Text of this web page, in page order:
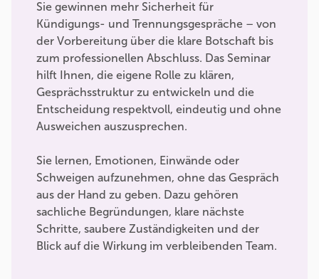
Sie gewinnen mehr Sicherheit für
Kündigungs- und Trennungsgespräche – von
der Vorbereitung über die klare Botschaft bis
zum professionellen Abschluss. Das Seminar
hilft Ihnen, die eigene Rolle zu klären,
Gesprächsstruktur zu entwickeln und die
Entscheidung respektvoll, eindeutig und ohne
Ausweichen auszusprechen.
Sie lernen, Emotionen, Einwände oder
Schweigen aufzunehmen, ohne das Gespräch
aus der Hand zu geben. Dazu gehören
sachliche Begründungen, klare nächste
Schritte, saubere Zuständigkeiten und der
Blick auf die Wirkung im verbleibenden Team.